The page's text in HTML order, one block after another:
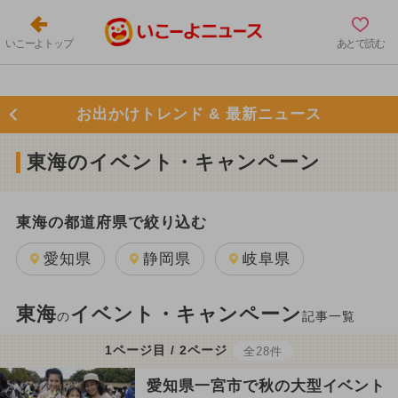
いこーよトップ あとで読む
お出かけトレンド & 最新ニュース
東海のイベント・キャンペーン
東海の都道府県で絞り込む
愛知県 静岡県 岐阜県
東海のイベント・キャンペーン記事一覧
1ページ目 / 2ページ 全28件
愛知県一宮市で秋の大型イベント